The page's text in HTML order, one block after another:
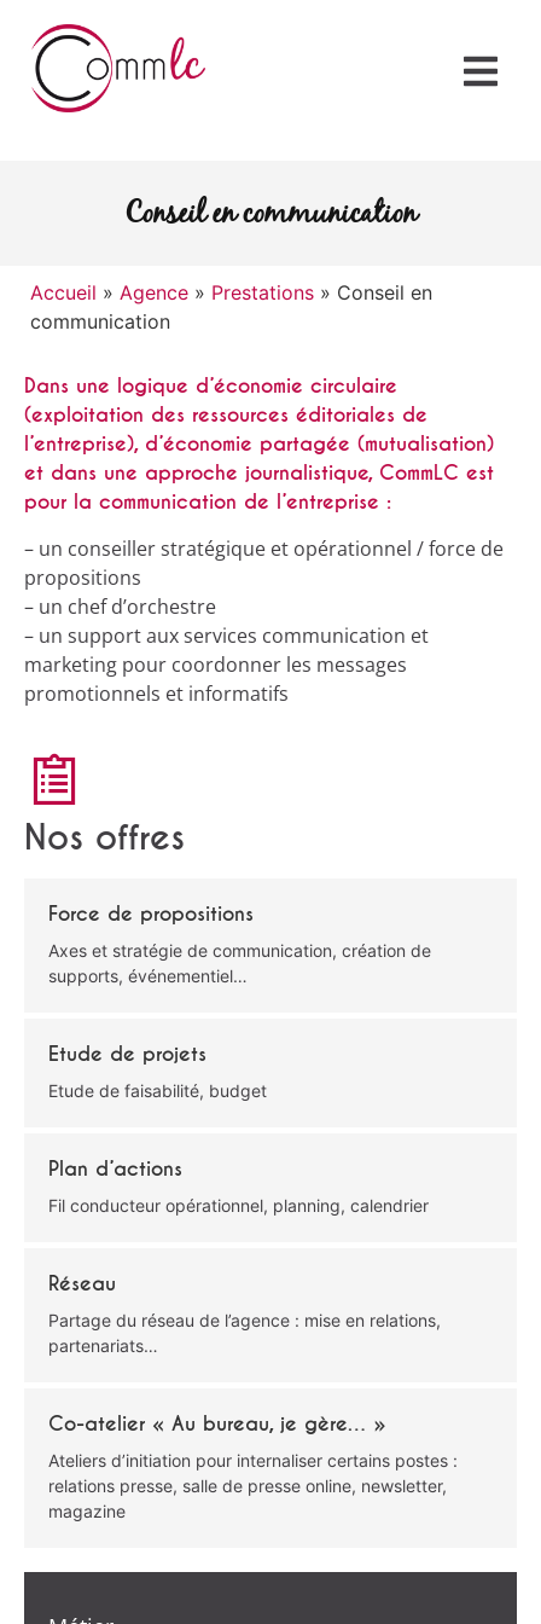
Conseil en communication
Accueil » Agence » Prestations » Conseil en
communication
Dans une logique d’économie circulaire
(exploitation des ressources éditoriales de
l’entreprise), d’économie partagée (mutualisation)
et dans une approche journalistique, CommLC est
pour la communication de l’entreprise :
– un conseiller stratégique et opérationnel / force de
propositions
– un chef d’orchestre
– un support aux services communication et
marketing pour coordonner les messages
promotionnels et informatifs
Nos offres
Force de propositions
Axes et stratégie de communication, création de
supports, événementiel…
Etude de projets
Etude de faisabilité, budget
Plan d’actions
Fil conducteur opérationnel, planning, calendrier
Réseau
Partage du réseau de l’agence : mise en relations,
partenariats…
Co-atelier « Au bureau, je gère… »
Ateliers d’initiation pour internaliser certains postes :
relations presse, salle de presse online, newsletter,
magazine